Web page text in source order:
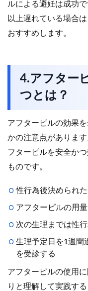
ルによる避妊は成功
以上遅れている場合
おすすめします。
4.アフター
つとは？
アフターピルの効果
かの注意点がありま
フターピルを安全か
ものです。
性行為後決められ
アフターピルの用
次の生理までは性
生理予定日を1週間
を受診する
アフターピルの使用
りと理解して実践す